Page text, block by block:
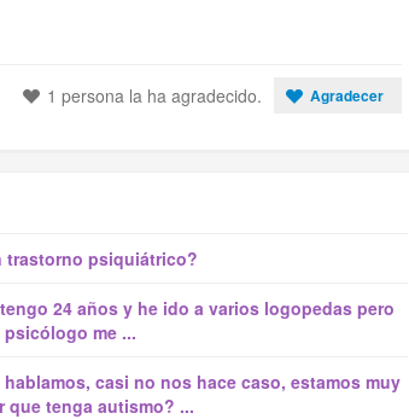
Agradecer
1 persona la ha agradecido.
trastorno psiquiátrico?
24 años y he ido a varios logopedas pero
me ...
casi no nos hace caso, estamos muy
que tenga autismo? ...